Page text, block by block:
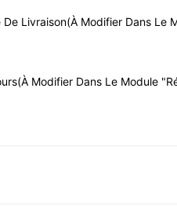
De Livraison(à Modifier Dans Le
(à Modifier Dans Le Module